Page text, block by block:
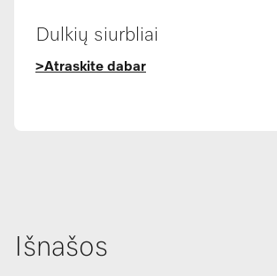
Dulkių siurbliai
>Atraskite dabar
Išnašos